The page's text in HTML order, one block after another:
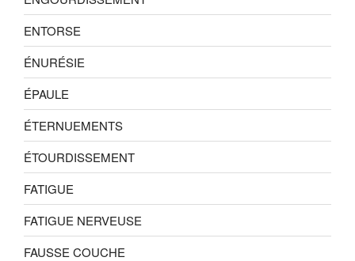
ENTORSE
ÉNURÉSIE
ÉPAULE
ÉTERNUEMENTS
ÉTOURDISSEMENT
FATIGUE
FATIGUE NERVEUSE
FAUSSE COUCHE